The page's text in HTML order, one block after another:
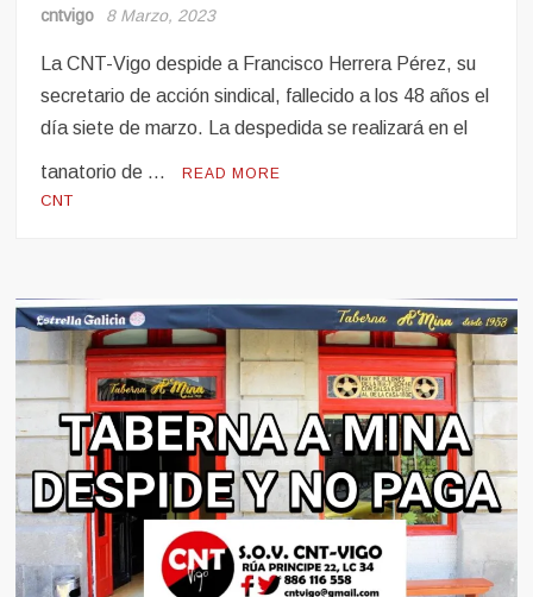
cntvigo 8 Marzo, 2023
La CNT-Vigo despide a Francisco Herrera Pérez, su
secretario de acción sindical, fallecido a los 48 años el
día siete de marzo. La despedida se realizará en el
tanatorio de … READ MORE
CNT